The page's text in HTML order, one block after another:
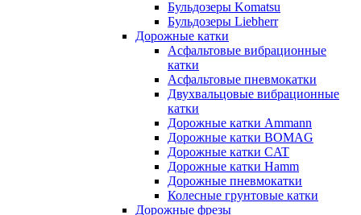
Бульдозеры Komatsu
Бульдозеры Liebherr
Дорожные катки
Асфальтовые вибрационные
катки
Асфальтовые пневмокатки
Двухвальцовые вибрационные
катки
Дорожные катки Ammann
Дорожные катки BOMAG
Дорожные катки CAT
Дорожные катки Hamm
Дорожные пневмокатки
Колесные грунтовые катки
Дорожные фрезы